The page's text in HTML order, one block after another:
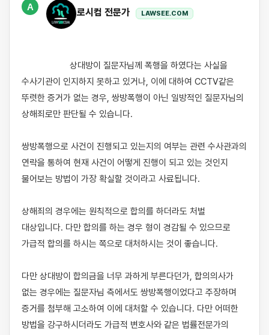
A
로시컴 전문가 LAWSEE.COM
수사기관이 인지하지 못하고 있거나, 이에 대하여 CCTV같은
뚜렷한 증거가 없는 경우, 쌍방폭행이 아닌 일방적인 질문자님의
상해죄로만 판단될 수 있습니다.
쌍방폭행으로 사건이 진행되고 있는지의 여부는 관련 수사관과의
연락을 통하여 현재 사건이 어떻게 진행이 되고 있는 것인지
물어보는 방법이 가장 확실할 것이라고 사료됩니다.
상해죄의 경우에는 원칙적으로 합의를 하더라도 처벌
대상입니다. 다만 합의를 하는 경우 형이 경감될 수 있으므로
가급적 합의를 하시는 쪽으로 대처하시는 것이 좋습니다.
다만 상대방이 합의금을 너무 과하게 부른다던가, 합의의사가
없는 경우에는 질문자님 측에서도 쌍방폭행이었다고 주장하며
증거를 첨부해 고소하여 이에 대처할 수 있습니다. 다만 어떠한
방법을 강구하시더라도 가급적 변호사와 같은 법률전문가의